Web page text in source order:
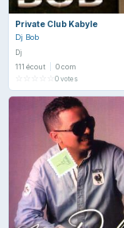
Private Club Kabyle
Dj Bob
Dj
111 écout
0 com
0 votes